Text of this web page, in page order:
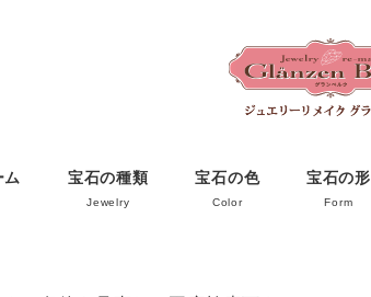
ム 宝石の種類
Jewelry
宝石の色
Color
宝石の形
Form